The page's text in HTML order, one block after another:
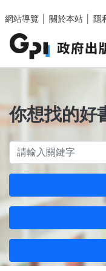
網站導覽
關於本站 隱
你想找的好